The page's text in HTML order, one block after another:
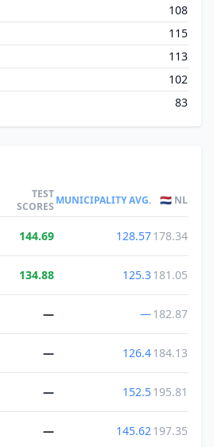
108
115
113
102
83
TEST
SCORES MUNICIPALITY AVG. 🇳🇱 NL
144.69 128.57178.34
134.88 125.3181.05
— —182.87
— 126.4184.13
— 152.5195.81
— 145.62197.35